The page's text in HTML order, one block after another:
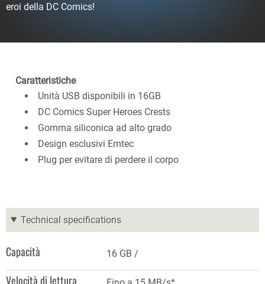
eroi della DC Comics!
Caratteristiche
Unità USB disponibili in 16GB
DC Comics Super Heroes Crests
Gomma siliconica ad alto grado
Design esclusivi Emtec
Plug per evitare di perdere il corpo
Technical specifications
Capacità 16 GB
Velocità di lettura